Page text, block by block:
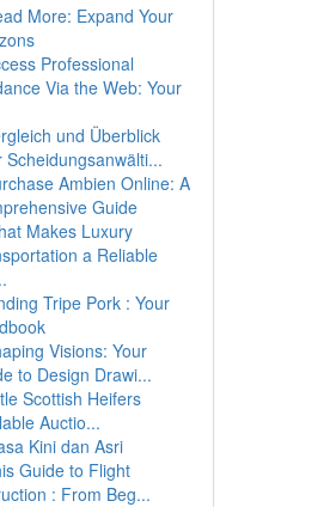
More: Expand Your
Professional
Via the Web: Your
und Überblick
Scheidungsanwälti...
Ambien Online: A
Guide
Makes Luxury
a Reliable
Tripe Pork : Your
Visions: Your
to Design Drawi...
Scottish Heifers
Auctio...
Kini dan Asri
Guide to Flight
: From Beg...